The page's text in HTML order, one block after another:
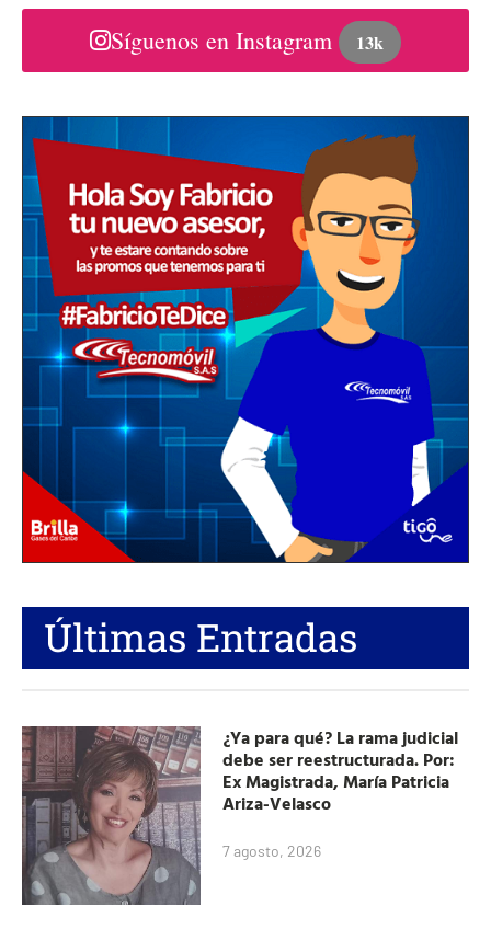
Síguenos en Instagram 13k
Últimas Entradas
¿Ya para qué? La rama judicial
debe ser reestructurada. Por:
Ex Magistrada, María Patricia
Ariza-Velasco
7 agosto, 2026